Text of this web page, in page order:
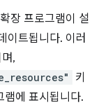
장 프로그램이 설
이트됩니다. 이러
,
키
램에 표시됩니다.